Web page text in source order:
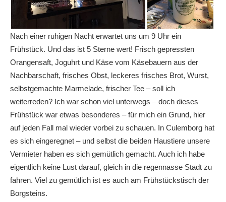
Nach einer ruhigen Nacht erwartet uns um 9 Uhr ein
Frühstück. Und das ist 5 Sterne wert! Frisch gepressten
Orangensaft, Joguhrt und Käse vom Käsebauern aus der
Nachbarschaft, frisches Obst, leckeres frisches Brot, Wurst,
selbstgemachte Marmelade, frischer Tee – soll ich
weiterreden? Ich war schon viel unterwegs – doch dieses
Frühstück war etwas besonderes – für mich ein Grund, hier
auf jeden Fall mal wieder vorbei zu schauen. In Culemborg hat
es sich eingeregnet – und selbst die beiden Haustiere unsere
Vermieter haben es sich gemütlich gemacht. Auch ich habe
eigentlich keine Lust darauf, gleich in die regennasse Stadt zu
fahren. Viel zu gemütlich ist es auch am Frühstückstisch der
Borgsteins.